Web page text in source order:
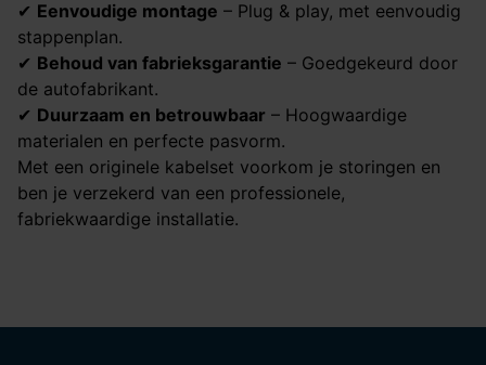
✔ Eenvoudige montage – Plug & play, met eenvoudig
stappenplan.
✔ Behoud van fabrieksgarantie – Goedgekeurd door
de autofabrikant.
✔ Duurzaam en betrouwbaar – Hoogwaardige
materialen en perfecte pasvorm.
Met een originele kabelset voorkom je storingen en
ben je verzekerd van een professionele,
fabriekwaardige installatie.